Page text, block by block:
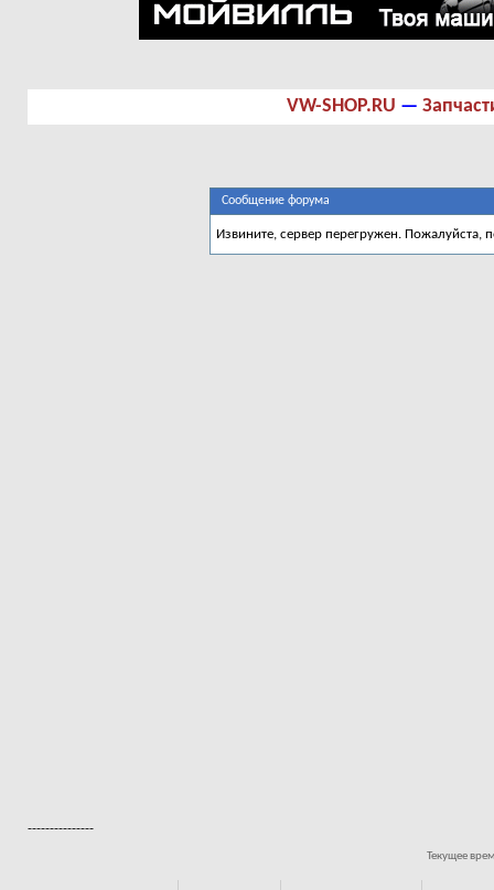
VW-SHOP.RU —
Сообщение форума
Извините, сервер перегружен. Пожалуйста,
---------------
Текущее